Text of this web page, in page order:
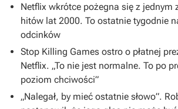
Netflix wkrótce pożegna się z jednym
hitów lat 2000. To ostatnie tygodnie
odcinków
Stop Killing Games ostro o płatnej
Netflix. „To nie jest normalne. To po
poziom chciwości”
„Nalegał, by mieć ostatnie słowo”.